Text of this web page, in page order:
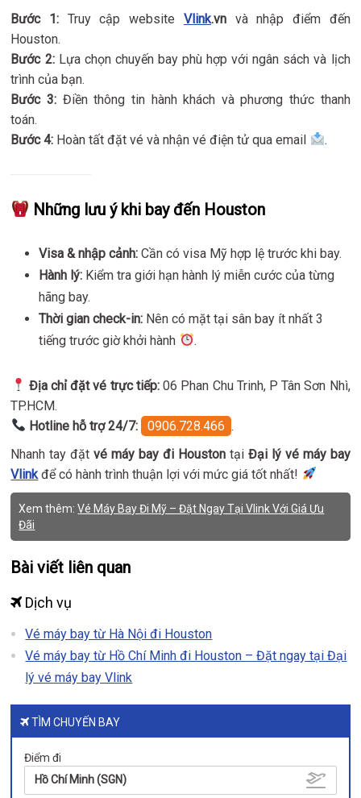
Bước 1: Truy cập website Vlink.vnvà nhập điểm đến
Houston.
Bước 2:Lựa chọn chuyến bay phù hợp với ngân sách và lịch
trình của bạn.
Bước 3: Điền thông tin hành khách và phương thức thanh
toán.
Bước 4: Hoàn tất đặt vé và nhận vé điện tử qua email .
Những lưu ý khi bay đến Houston
Visa & nhập cảnh: Cần có visa Mỹ hợp lệ trước khi bay.
Hành lý: Kiểm tra giới hạn hành lý miễn cước của từng
hãng bay.
Thời gian check-in: Nên có mặt tại sân bay ít nhất 3
tiếng trước giờ khởi hành
.
Địa chỉ đặt vé trực tiếp:06 Phan Chu Trinh, P Tân Sơn Nhì,
TP.HCM.
Hotline hỗ trợ 24/7:
0906.728.466 .
Nhanh tay đặtvé máy bay đi Houstontại Đại lý vé máy bay
Vlinkđể có hành trình thuận lợi với mức giá tốt nhất!
Xem thêm:Vé Máy Bay Đi Mỹ – Đặt Ngay Tại Vlink Với Giá Ưu
Đãi
Bài viết liên quan
Dịch vụ
Vé máy bay từ Hà Nội đi Houston
Vé máy bay từ Hồ Chí Minh đi Houston – Đặt ngay tại Đại
lý vé máy bay Vlink
TÌM CHUYẾN BAY
Điểm đi
Hồ Chí Minh (SGN)